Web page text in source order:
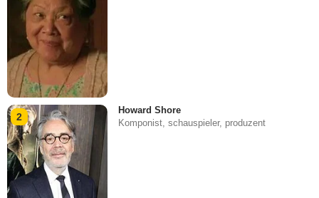
2
Howard Shore
Komponist, schauspieler, produzent